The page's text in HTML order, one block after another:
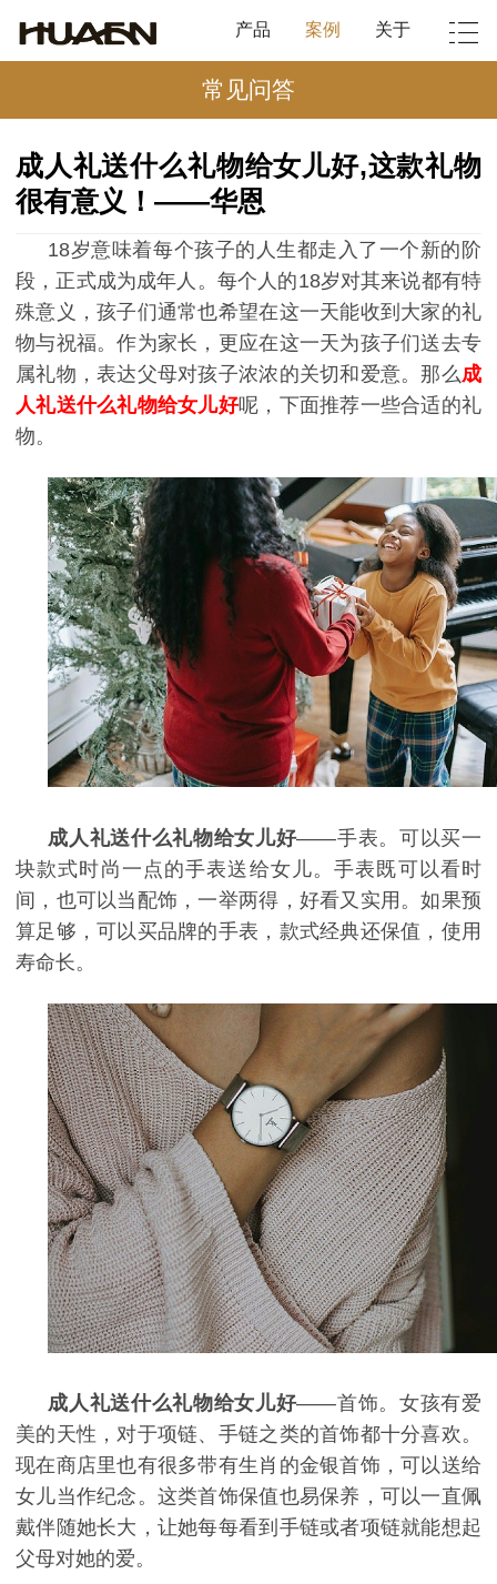
产品 案例 关于
常见问答
成人礼送什么礼物给女儿好,这款礼物
很有意义！——华恩
18岁意味着每个孩子的人生都走入了一个新的阶
段，正式成为成年人。每个人的18岁对其来说都有特
殊意义，孩子们通常也希望在这一天能收到大家的礼
物与祝福。作为家长，更应在这一天为孩子们送去专
属礼物，表达父母对孩子浓浓的关切和爱意。那么成
人礼送什么礼物给女儿好呢，下面推荐一些合适的礼
物。
成人礼送什么礼物给女儿好——手表。可以买一
块款式时尚一点的手表送给女儿。手表既可以看时
间，也可以当配饰，一举两得，好看又实用。如果预
算足够，可以买品牌的手表，款式经典还保值，使用
寿命长。
成人礼送什么礼物给女儿好——首饰。女孩有爱
美的天性，对于项链、手链之类的首饰都十分喜欢。
现在商店里也有很多带有生肖的金银首饰，可以送给
女儿当作纪念。这类首饰保值也易保养，可以一直佩
戴伴随她长大，让她每每看到手链或者项链就能想起
父母对她的爱。